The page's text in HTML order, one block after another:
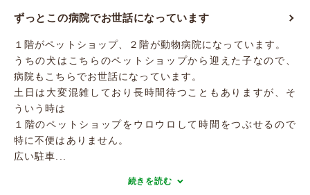
ずっとこの病院でお世話になっています
１階がペットショップ、２階が動物病院になっています。
うちの犬はこちらのペットショップから迎えた子なので、
病院もこちらでお世話になっています。
土日は大変混雑しており長時間待つこともありますが、そ
ういう時は
１階のペットショップをウロウロして時間をつぶせるので
特に不便はありません。
広い駐車...
続きを読む